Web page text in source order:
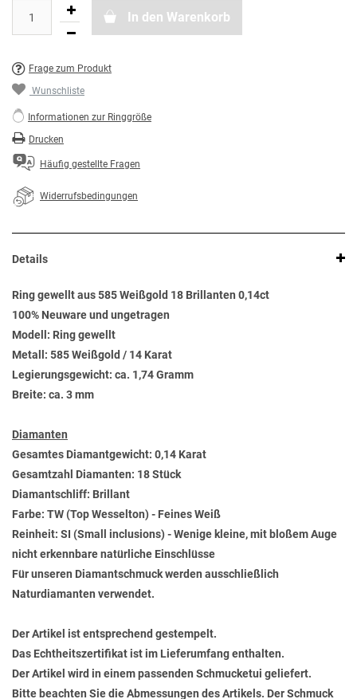
In den Warenkorb
Frage zum Produkt
Wunschliste
Informationen zur Ringgröße
Drucken
Häufig gestellte Fragen
Widerrufsbedingungen
Details
Ring gewellt aus 585 Weißgold 18 Brillanten 0,14ct
100% Neuware und ungetragen
Modell: Ring gewellt
Metall: 585 Weißgold / 14 Karat
Legierungsgewicht: ca. 1,74 Gramm
Breite: ca. 3 mm
Diamanten
Gesamtes Diamantgewicht: 0,14 Karat
Gesamtzahl Diamanten: 18 Stück
Diamantschliff: Brillant
Farbe: TW (Top Wesselton) - Feines Weiß
Reinheit: SI (Small inclusions) - Wenige kleine, mit bloßem Auge
nicht erkennbare natürliche Einschlüsse
Für unseren Diamantschmuck werden ausschließlich
Naturdiamanten verwendet.
Der Artikel ist entsprechend gestempelt.
Das Echtheitszertifikat ist im Lieferumfang enthalten.
Der Artikel wird in einem passenden Schmucketui geliefert.
Bitte beachten Sie die Abmessungen des Artikels. Der Schmuck